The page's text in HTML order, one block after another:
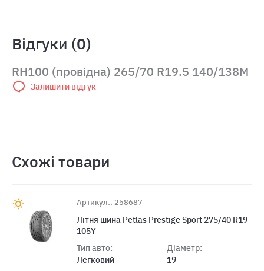
Відгуки (0)
RH100 (провідна) 265/70 R19.5 140/138M
Залишити відгук
Схожі товари
Артикул:: 258687
Лiтня шина Petlas Prestige Sport 275/40 R19
105Y
Тип авто:
Легковий
Діаметр:
19